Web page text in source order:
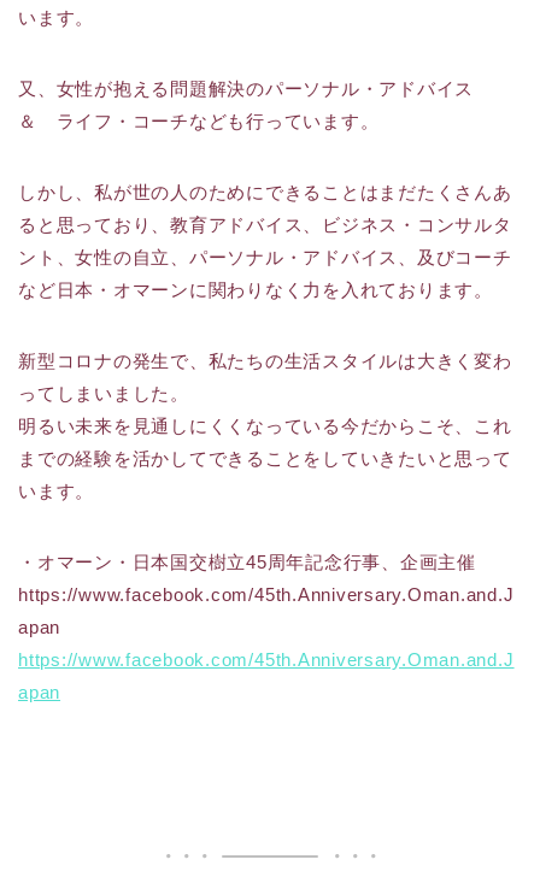
います。
又、女性が抱える問題解決のパーソナル・アドバイス
＆ ライフ・コーチなども行っています。
しかし、私が世の人のためにできることはまだたくさんあ
ると思っており、教育アドバイス、ビジネス・コンサルタ
ント、女性の自立、パーソナル・アドバイス、及びコーチ
など日本・オマーンに関わりなく力を入れております。
新型コロナの発生で、私たちの生活スタイルは大きく変わ
ってしまいました。
明るい未来を見通しにくくなっている今だからこそ、これ
までの経験を活かしてできることをしていきたいと思って
います。
・オマーン・日本国交樹立45周年記念行事、企画主催
https://www.facebook.com/45th.Anniversary.Oman.and.J
apan
https://www.facebook.com/45th.Anniversary.Oman.and.J
apan